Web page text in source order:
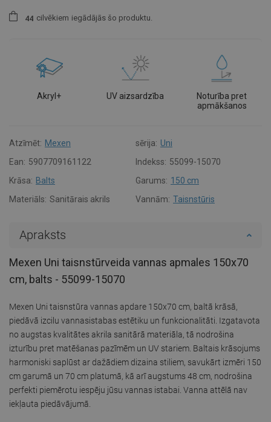
44 cilvēkiem iegādājās šo produktu.
Akryl+ UV aizsardzība
Noturība pret
apmākšanos
Atzīmēt: Mexen sērija: Uni
Ean: 5907709161122 Indekss: 55099-15070
Krāsa: Balts Garums: 150 cm
Materiāls: Sanitārais akrils Vannām: Taisnstūris
Apraksts
Mexen Uni taisnstūrveida vannas apmales 150x70
cm, balts - 55099-15070
Mexen Uni taisnstūra vannas apdare 150x70 cm, baltā krāsā,
piedāvā izcilu vannasistabas estētiku un funkcionalitāti. Izgatavota
no augstas kvalitātes akrila sanitārā materiāla, tā nodrošina
izturību pret matēšanas pazīmēm un UV stariem. Baltais krāsojums
harmoniski saplūst ar dažādiem dizaina stiliem, savukārt izmēri 150
cm garumā un 70 cm platumā, kā arī augstums 48 cm, nodrošina
perfekti piemērotu iespēju jūsu vannas istabai. Vanna attēlā nav
iekļauta piedāvājumā.